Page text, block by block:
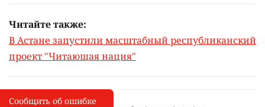
Читайте также:
В Астане запустили масштабный республиканский
проект "Читающая нация"
I
Сообщить об опечатке
Сообщить об ошибке